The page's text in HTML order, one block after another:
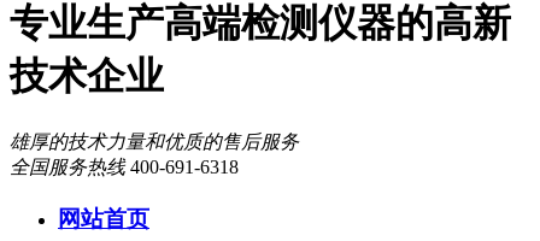
专业生产高端检测仪器的高新
技术企业
雄厚的技术力量和优质的售后服务
全国服务热线 400-691-6318
网站首页